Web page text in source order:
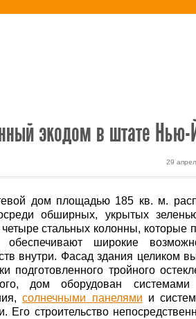
экодом в штате Нью-
29
дом площадью 185 кв. м.
обширных, укрытых
четыре стальных колонны, которые
широкие
внутри. Фасад здания целиком
подготовленного тройного
дом оборудован системами
солнечными панелями и
Его строительство